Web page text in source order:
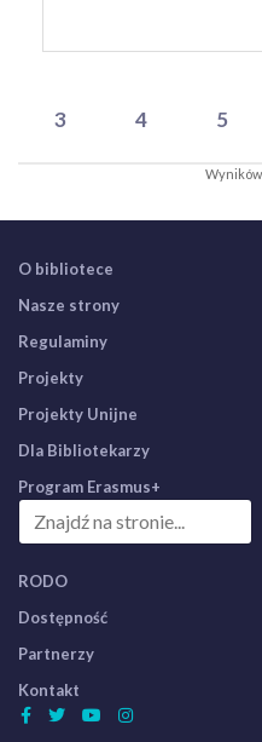
3 4 5
Wyników
O bibliotece
Nasze strony
Regulaminy
Projekty
Projekty Unijne
Dla Bibliotekarzy
Program Erasmus+
RODO
Dostępność
Partnerzy
Kontakt